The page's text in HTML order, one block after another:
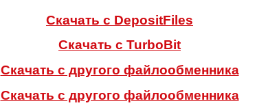
Скачать с DepositFiles
Скачать с TurboBit
Скачать с другого файлообменника
Скачать с другого файлообменника